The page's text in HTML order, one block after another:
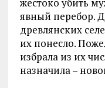
явный перебор.
древлянских
их понесло.
избрала из их
назначила –